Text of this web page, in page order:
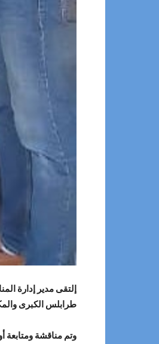
إلتقى مدير إدارة
طرابلس الكبرى والمكاتب
وتم مناقشة ومتابعة